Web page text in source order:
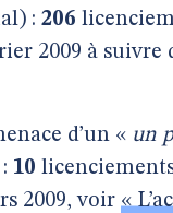
: 206
2009 à suivre
d’un « un
10
2009, voir «